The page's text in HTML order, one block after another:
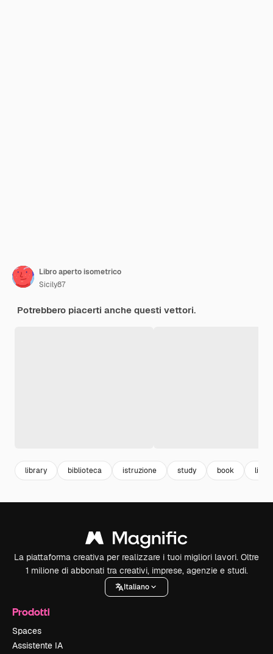
Libro aperto isometrico
Sicily87
Potrebbero piacerti anche questi vettori.
library biblioteca istruzione study book libro
La piattaforma creativa per realizzare i tuoi migliori lavori. Oltre
1 milione di abbonati tra creativi, imprese, agenzie e studi.
Italiano
Prodotti
Spaces
Assistente IA